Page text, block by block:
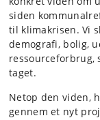
siden
til klimakrisen. Vi
demografi, bolig,
ressourceforbrug,
taget.
Netop den viden,
gennem et nyt